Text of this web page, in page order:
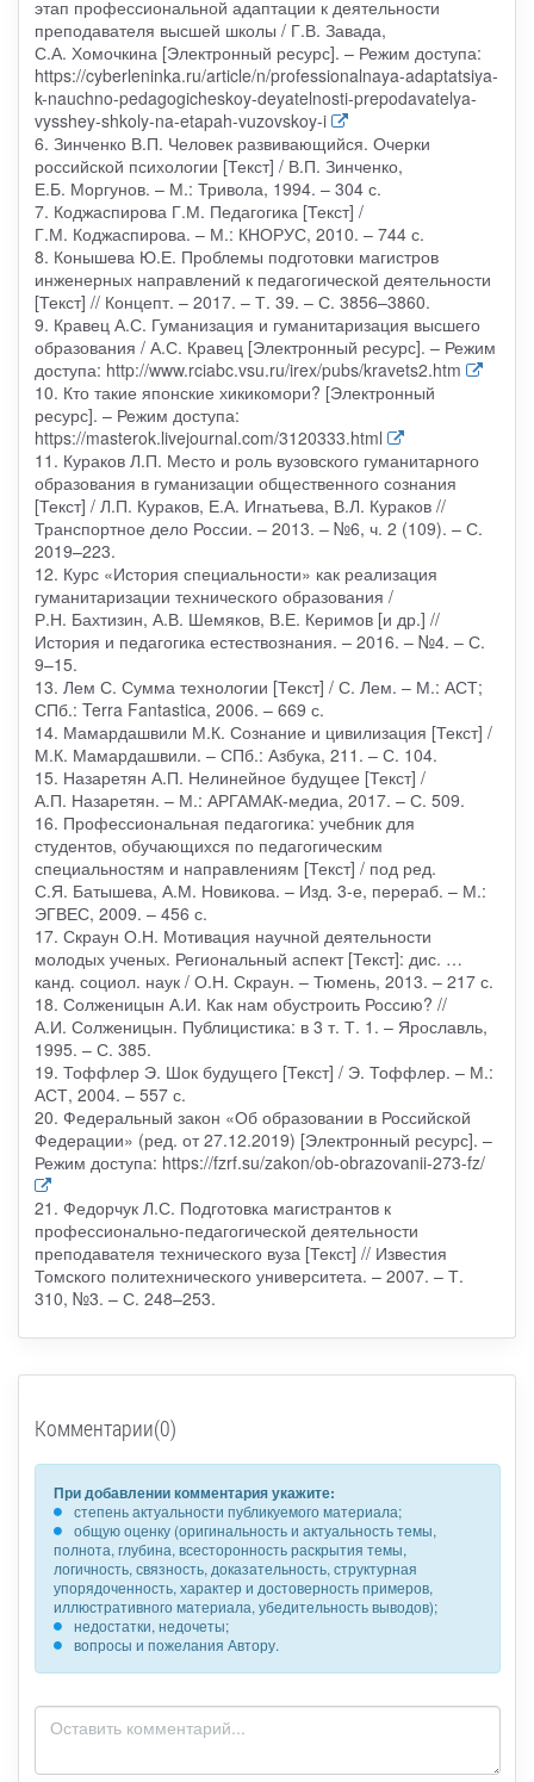
этап профессиональной адаптации к деятельности
преподавателя высшей школы / Г.В. Завада,
С.А. Хомочкина [Электронный ресурс]. – Режим доступа:
https://cyberleninka.ru/article/n/professionalnaya-adaptatsiya-
k-nauchno-pedagogicheskoy-deyatelnosti-prepodavatelya-
vysshey-shkoly-na-etapah-vuzovskoy-i
6. Зинченко В.П. Человек развивающийся. Очерки
российской психологии [Текст] / В.П. Зинченко,
Е.Б. Моргунов. – М.: Тривола, 1994. – 304 с.
7. Коджаспирова Г.М. Педагогика [Текст] /
Г.М. Коджаспирова. – М.: КНОРУС, 2010. – 744 с.
8. Конышева Ю.Е. Проблемы подготовки магистров
инженерных направлений к педагогической деятельности
[Текст] // Концепт. – 2017. – Т. 39. – С. 3856–3860.
9. Кравец А.С. Гуманизация и гуманитаризация высшего
образования / А.С. Кравец [Электронный ресурс]. – Режим
доступа: http://www.rciabc.vsu.ru/irex/pubs/kravets2.htm
10. Кто такие японские хикикомори? [Электронный
ресурс]. – Режим доступа:
https://masterok.livejournal.com/3120333.html
11. Кураков Л.П. Место и роль вузовского гуманитарного
образования в гуманизации общественного сознания
[Текст] / Л.П. Кураков, Е.А. Игнатьева, В.Л. Кураков //
Транспортное дело России. – 2013. – №6, ч. 2 (109). – С.
2019–223.
12. Курс «История специальности» как реализация
гуманитаризации технического образования /
Р.Н. Бахтизин, А.В. Шемяков, В.Е. Керимов [и др.] //
История и педагогика естествознания. – 2016. – №4. – С.
9–15.
13. Лем С. Сумма технологии [Текст] / С. Лем. – М.: АСТ;
СПб.: Terra Fantastica, 2006. – 669 с.
14. Мамардашвили М.К. Сознание и цивилизация [Текст] /
М.К. Мамардашвили. – СПб.: Азбука, 211. – С. 104.
15. Назаретян А.П. Нелинейное будущее [Текст] /
А.П. Назаретян. – М.: АРГАМАК-медиа, 2017. – С. 509.
16. Профессиональная педагогика: учебник для
студентов, обучающихся по педагогическим
специальностям и направлениям [Текст] / под ред.
С.Я. Батышева, А.М. Новикова. – Изд. 3-е, перераб. – М.:
ЭГВЕС, 2009. – 456 с.
17. Скраун О.Н. Мотивация научной деятельности
молодых ученых. Региональный аспект [Текст]: дис. …
канд. социол. наук / О.Н. Скраун. – Тюмень, 2013. – 217 с.
18. Солженицын А.И. Как нам обустроить Россию? //
А.И. Солженицын. Публицистика: в 3 т. Т. 1. – Ярославль,
1995. – С. 385.
19. Тоффлер Э. Шок будущего [Текст] / Э. Тоффлер. – М.:
АСТ, 2004. – 557 с.
20. Федеральный закон «Об образовании в Российской
Федерации» (ред. от 27.12.2019) [Электронный ресурс]. –
Режим доступа: https://fzrf.su/zakon/ob-obrazovanii-273-fz/
21. Федорчук Л.С. Подготовка магистрантов к
профессионально-педагогической деятельности
преподавателя технического вуза [Текст] // Известия
Томского политехнического университета. – 2007. – Т.
310, №3. – С. 248–253.
Комментарии(0)
При добавлении комментария укажите:
степень актуальности публикуемого материала;
общую оценку (оригинальность и актуальность темы,
полнота, глубина, всесторонность раскрытия темы,
логичность, связность, доказательность, структурная
упорядоченность, характер и достоверность примеров,
иллюстративного материала, убедительность выводов);
недостатки, недочеты;
вопросы и пожелания Автору.